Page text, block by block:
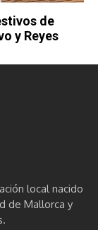
de
y Reyes
local nacido
de Mallorca y